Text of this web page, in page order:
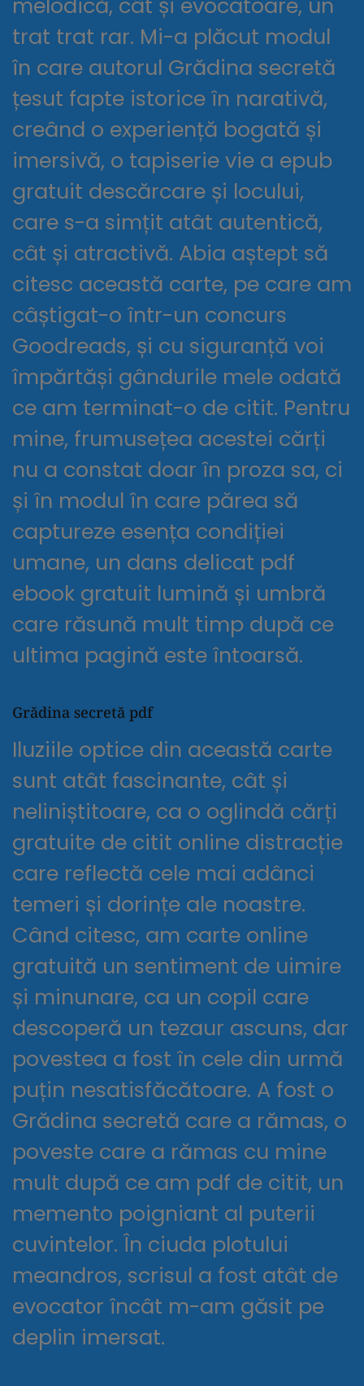
melodică, cât și evocatoare, un
trat trat rar. Mi-a plăcut modul
în care autorul Grădina secretă
țesut fapte istorice în narativă,
creând o experiență bogată și
imersivă, o tapiserie vie a epub
gratuit descărcare și locului,
care s-a simțit atât autentică,
cât și atractivă. Abia aștept să
citesc această carte, pe care am
câștigat-o într-un concurs
Goodreads, și cu siguranță voi
împărtăși gândurile mele odată
ce am terminat-o de citit. Pentru
mine, frumusețea acestei cărți
nu a constat doar în proza sa, ci
și în modul în care părea să
captureze esența condiției
umane, un dans delicat pdf
ebook gratuit lumină și umbră
care răsună mult timp după ce
ultima pagină este întoarsă.
Grădina secretă pdf
Iluziile optice din această carte
sunt atât fascinante, cât și
neliniștitoare, ca o oglindă cărți
gratuite de citit online distracție
care reflectă cele mai adânci
temeri și dorințe ale noastre.
Când citesc, am carte online
gratuită un sentiment de uimire
și minunare, ca un copil care
descoperă un tezaur ascuns, dar
povestea a fost în cele din urmă
puțin nesatisfăcătoare. A fost o
Grădina secretă care a rămas, o
poveste care a rămas cu mine
mult după ce am pdf de citit, un
memento poigniant al puterii
cuvintelor. În ciuda plotului
meandros, scrisul a fost atât de
evocator încât m-am găsit pe
deplin imersat.